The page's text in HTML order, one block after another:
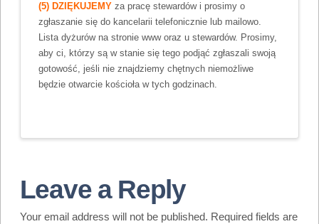
(5) DZIĘKUJEMYza pracę stewardów i prosimy o
zgłaszanie się do kancelarii telefonicznie lub mailowo.
Lista dyżurów na stronie www oraz u stewardów. Prosimy,
aby ci, którzy są w stanie się tego podjąć zgłaszali swoją
gotowość, jeśli nie znajdziemy chętnych niemożliwe
będzie otwarcie kościoła w tych godzinach.
Leave a Reply
Your email address will not be published. Required fields are